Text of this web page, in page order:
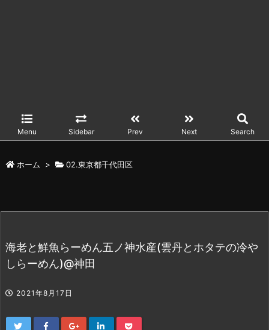
Menu Sidebar Prev Next Search
ホーム > 02.東京都千代田区
海老と鮮魚らーめん五ノ神水産(雲丹とホタテの冷や
しらーめん)@神田
2021年8月17日